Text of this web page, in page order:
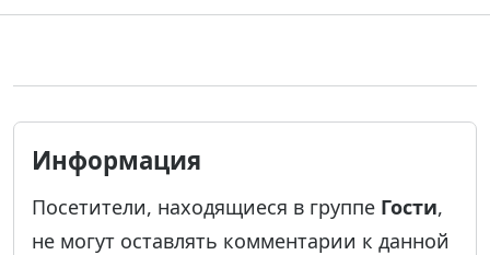
Информация
Посетители, находящиеся в группе Гости,
не могут оставлять комментарии к данной